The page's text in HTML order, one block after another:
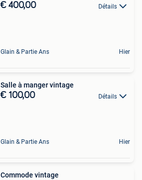
€ 400,00 Détails
Glain & Partie Ans Hier
Salle à manger vintage
€ 100,00 Détails
Glain & Partie Ans Hier
Commode vintage